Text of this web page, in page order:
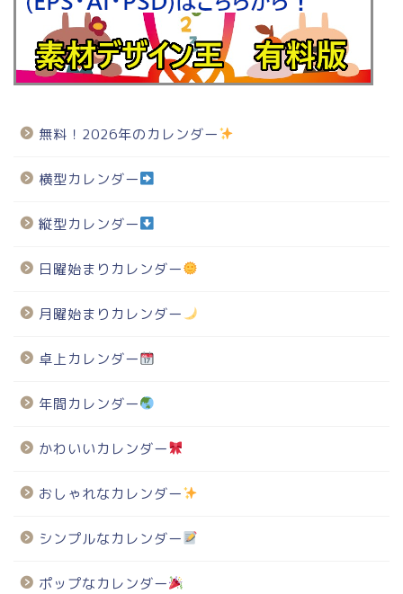
無料！2026年のカレンダー
横型カレンダー
縦型カレンダー
日曜始まりカレンダー
月曜始まりカレンダー
卓上カレンダー
年間カレンダー
かわいいカレンダー
おしゃれなカレンダー
シンプルなカレンダー
ポップなカレンダー